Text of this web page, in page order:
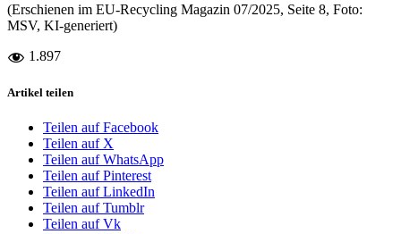
(Erschienen im EU-Recycling Magazin 07/2025, Seite 8, Foto:
MSV, KI-generiert)
1.897
Artikel teilen
Teilen auf Facebook
Teilen auf X
Teilen auf WhatsApp
Teilen auf Pinterest
Teilen auf LinkedIn
Teilen auf Tumblr
Teilen auf Vk